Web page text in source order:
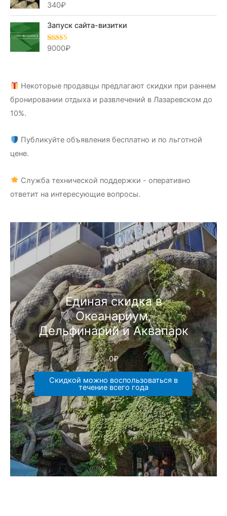
Оценка
340₽
Запуск сайта-визитки
Оценка
9000₽
Некоторые продавцы предлагают скидки при раннем
бронировании отдыха и развлечений в Лазаревском до
10%.
Публикуйте объявления бесплатно и по льготной
цене.
Служба технической поддержки - оперативно
ответит на интересующие вопросы.
Единая скидка в
Океанариум,
Дельфинарий и Аквапарк
0₽
Скидкой можно воспользоваться в
течение всего года